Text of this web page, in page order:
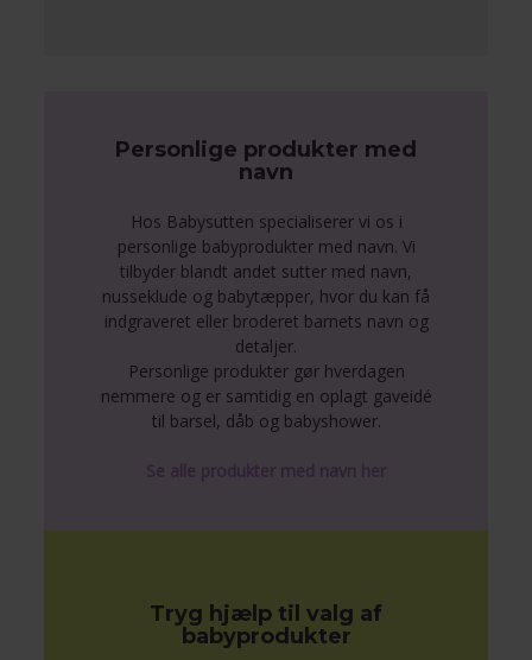
Personlige produkter med
navn
Hos Babysutten specialiserer vi os i
personlige babyprodukter med navn. Vi
tilbyder blandt andet sutter med navn,
nusseklude og babytæpper, hvor du kan få
indgraveret eller broderet barnets navn og
detaljer.
Personlige produkter gør hverdagen
nemmere og er samtidig en oplagt gaveidé
til barsel, dåb og babyshower.
Se alle produkter med navn her
Tryg hjælp til valg af
babyprodukter